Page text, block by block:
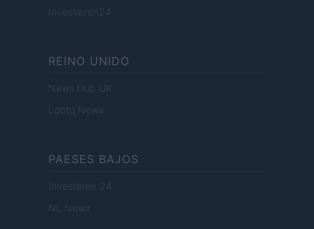
Investieren24
REINO UNIDO
News Hub UK
Lgbtq News
PAESES BAJOS
Investeren 24
NL Newz